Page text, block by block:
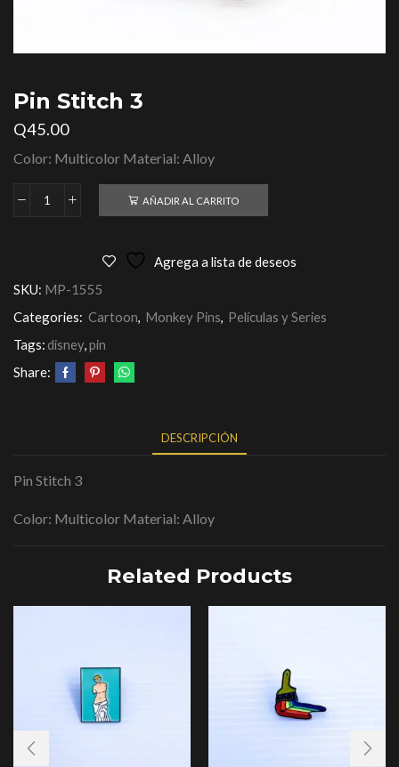
Pin Stitch 3
Q45.00
Color: Multicolor Material: Alloy
AÑADIR AL CARRITO
Agrega a lista de deseos
SKU: MP-1555
Categories: Cartoon, Monkey Pins, Películas y Series
Tags: disney,pin
Share:
DESCRIPCIÓN
Pin Stitch 3
Color: Multicolor Material: Alloy
Related Products